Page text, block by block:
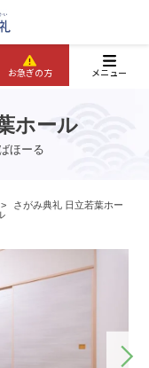
ホール
ほーる
さがみ典礼 日立若葉ホー
お急ぎの方 メニュー